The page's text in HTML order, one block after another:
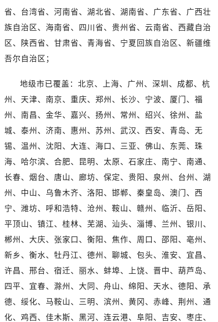
广西壮族自治区北海市海城区北京路江诗丹顿售后服务中心（需提前预约）
广西壮族自治区崇左市江州区石景林街道友谊大道与丽川路交汇处江诗丹顿售后服务中心（需提前预约）
广西壮族自治区防城港市港口区金花茶大道江诗丹顿售后服务中心（需提前预约）
广西壮族自治区河池市金城江区金城江街道朝阳路江诗丹顿售后服务中心（需提前预约）
广西壮族自治区贺州市八步区城东街道灵峰南路江诗丹顿售后服务中心（需提前预约）
广西壮族自治区来宾市兴宾区桂中大道江诗丹顿售后服务中心（需提前预约）
广西壮族自治区柳州市城中区中山中路江诗丹顿售后服务中心（需提前预约）
广西壮族自治区玉林市玉州区金玉路江诗丹顿售后服务中心（需提前预约）
海南省儋州市儋州市那大镇兰洋北路江诗丹顿售后服务中心（需提前预约）
海南省东方市八所镇解放西路江诗丹顿售后服务中心（需提前预约）
海南省琼海市嘉积镇东风路江诗丹顿售后服务中心（需提前预约）
海南省三沙市西沙区西沙群岛永兴岛北京路江诗丹顿售后服务中心（需提前预约）
海南省三亚市吉阳区迎宾路江诗丹顿售后服务中心（需提前预约）
海南省五指山市通什镇三月三大道江诗丹顿售后服务中心（需提前预约）
香港特别行政区尖沙咀区油尖旺区广东道江诗丹顿售后服务中心（需提前预约）
香港特别行政区金钟区中西区金钟道江诗丹顿售后服务中心（需提前预约）
香港特别行政区九龙区油尖旺区弥敦道江诗丹顿售后服务中心（需提前预约）
省、台湾省、河南省、湖北省、湖南省、广东省、广西壮
族自治区、海南省、四川省、贵州省、云南省、西藏自治
区、陕西省、甘肃省、青海省、宁夏回族自治区、新疆维
吾尔自治区；
地级市已覆盖：北京、上海、广州、深圳、成都、杭
州、天津、南京、重庆、郑州、长沙、宁波、厦门、福
州、南昌、金华、嘉兴、扬州、常州、绍兴、徐州、盐
城、泰州、济南、惠州、苏州、武汉、西安、青岛、无
锡、温州、沈阳、大连、海口、三亚、佛山、东莞、珠
海、哈尔滨、合肥、昆明、太原、石家庄、南宁、南通、
长春、烟台、唐山、廊坊、保定、贵阳、泉州、台州、湖
州、中山、乌鲁木齐、洛阳、邯郸、秦皇岛、澳门、西
宁、潍坊、呼和浩特、沧州、鞍山、赣州、临沂、岳阳、
平顶山、镇江、桂林、芜湖、汕头、淄博、兰州、银川、
郴州、大庆、张家口、衡阳、焦作、周口、邵阳、亳州、
新乡、衡水、牡丹江、德州、聊城、包头、淮安、宜昌、
许昌、邢台、宿迁、丽水、蚌埠、上饶、晋中、葫芦岛、
四平、宜春、滁州、大同、舟山、绵阳、天水、德阳、承
德、绥化、马鞍山、三明、滨州、黄冈、赤峰、荆州、通
化、鸡西、佳木斯、黑河、连云港、阜阳、吉安、枣庄、